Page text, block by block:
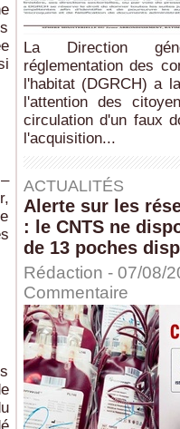
La Direction
réglementation des
l'habitat (DGRCH) a
l'attention des
circulation d'un faux
l'acquisition...
ACTUALITÉS
Alerte sur les
: le CNTS ne
de 13 poches
Rédaction - 07/08/
Commentaire